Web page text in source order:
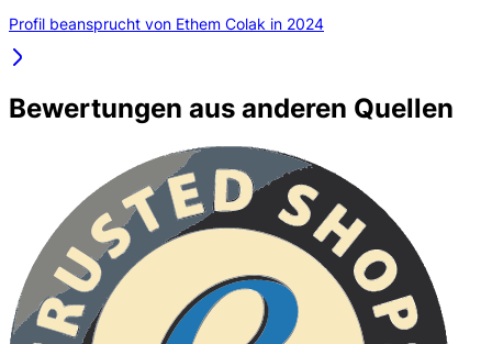
Profil beansprucht von Ethem Colak in 2024
Bewertungen aus anderen Quellen